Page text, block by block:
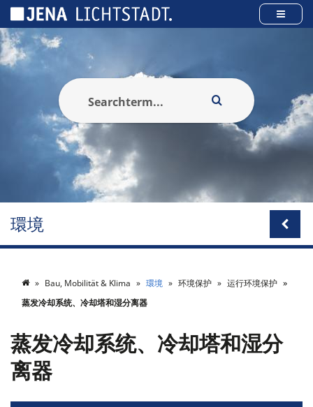
環境
Bau, Mobilität & Klima 環境 环境保护
运行环境保护
蒸发冷却系统、冷却塔和湿分离器
蒸发冷却系统、冷却塔和湿分
离器
Cookies management panel